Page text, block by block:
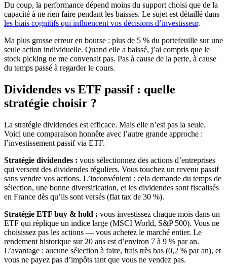
Du coup, la performance dépend moins du support choisi que de la
capacité à ne rien faire pendant les baisses. Le sujet est détaillé dans
les biais cognitifs qui influencent vos décisions d’investisseur.
Ma plus grosse erreur en bourse : plus de 5 % du portefeuille sur une
seule action individuelle. Quand elle a baissé, j’ai compris que le
stock picking ne me convenait pas. Pas à cause de la perte, à cause
du temps passé à regarder le cours.
Dividendes vs ETF passif : quelle
stratégie choisir ?
La stratégie dividendes est efficace. Mais elle n’est pas la seule.
Voici une comparaison honnête avec l’autre grande approche :
l’investissement passif via ETF.
Stratégie dividendes : vous sélectionnez des actions d’entreprises
qui versent des dividendes réguliers. Vous touchez un revenu passif
sans vendre vos actions. L’inconvénient : cela demande du temps de
sélection, une bonne diversification, et les dividendes sont fiscalisés
en France dès qu’ils sont versés (flat tax de 30 %).
Stratégie ETF buy & hold : vous investissez chaque mois dans un
ETF qui réplique un indice large (MSCI World, S&P 500). Vous ne
choisissez pas les actions — vous achetez le marché entier. Le
rendement historique sur 20 ans est d’environ 7 à 9 % par an.
L’avantage : aucune sélection à faire, frais très bas (0,2 % par an), et
vous ne payez pas d’impôts tant que vous ne vendez pas.